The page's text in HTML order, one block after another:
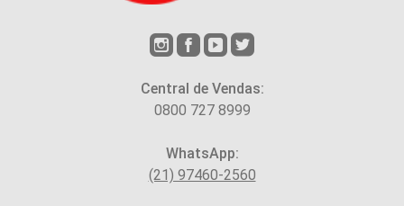
Central de Vendas:
0800 727 8999
WhatsApp:
(21) 97460-2560